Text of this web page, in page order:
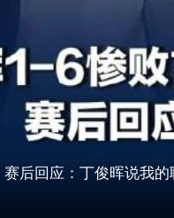
后回应：丁俊晖说我